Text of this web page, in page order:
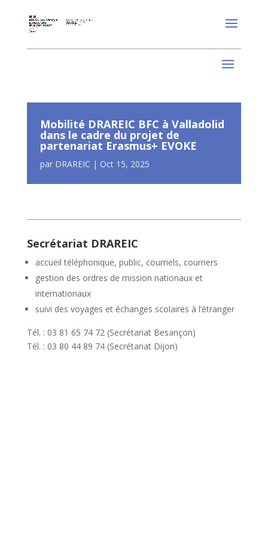
Mobilité DRAREIC BFC à Valladolid
dans le cadre du projet de
partenariat Erasmus+ EVOKE
par DRAREIC | Oct 15, 2025
Secrétariat DRAREIC
accueil téléphonique, public, courriels, courriers
gestion des ordres de mission nationaux et
internationaux
suivi des voyages et échanges scolaires à l’étranger
Tél. : 03 81 65 74 72 (Secrétariat Besançon)
Tél. : 03 80 44 89 74 (Secrétariat Dijon)